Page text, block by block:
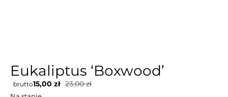
Eukaliptus ‘Boxwood’
23,00zł
15,00 zł
brutto